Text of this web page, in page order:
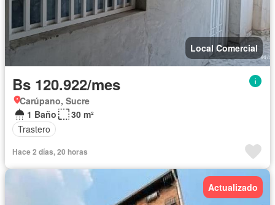
Local Comercial
Bs 120.922/mes
Carúpano, Sucre
1 Baño
30 m²
Trastero
Hace 2 días, 20 horas
Actualizado